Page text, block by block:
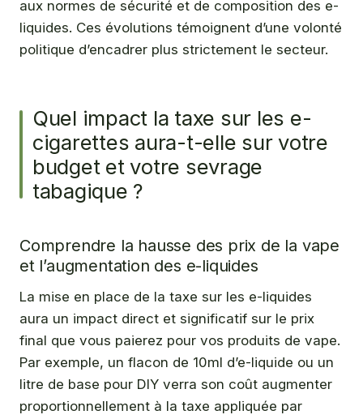
aux normes de sécurité et de composition des e-
liquides. Ces évolutions témoignent d’une volonté
politique d’encadrer plus strictement le secteur.
Quel impact la taxe sur les e-
cigarettes aura-t-elle sur votre
budget et votre sevrage
tabagique ?
Comprendre la hausse des prix de la vape
et l’augmentation des e-liquides
La mise en place de la taxe sur les e-liquides
aura un impact direct et significatif sur le prix
final que vous paierez pour vos produits de vape.
Par exemple, un flacon de 10ml d’e-liquide ou un
litre de base pour DIY verra son coût augmenter
proportionnellement à la taxe appliquée par